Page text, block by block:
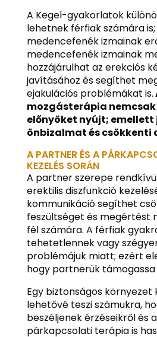
A Kegel-gyakorlatok
lehetnek férfiak számára
medencefenék izmainak
medencefenék izmainak
hozzájárulhat az erekciós
javításához és segíthet
ejakulációs problémákat is.
mozgásterápia
előnyöket nyújt;
önbizalmat és csökkenti
A PARTNER ÉS A
KEZELÉS SORÁN
A partner szerepe
erektilis diszfunkció
kommunikáció segíthet
feszültséget és megértést
fél számára. A férfiak
tehetetlennek vagy
problémájuk miatt; ezért
hogy partnerük
Egy biztonságos környezet
lehetővé teszi számukra,
beszéljenek érzéseikről és
párkapcsolati terápia is